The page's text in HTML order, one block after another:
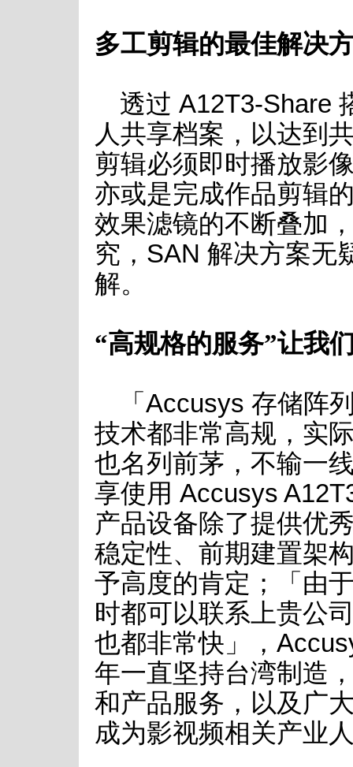
多工剪辑的最佳解决
透过 A12T3-Share
人共享档案，以达到
剪辑必须即时播放影
亦或是完成作品剪辑
效果滤镜的不断叠加
究，SAN 解决方案无
解。
“高规格的服务”让我
「Accusys 存储阵
技术都非常高规，实
也名列前茅，不输一
享使用 Accusys
产品设备除了提供优
稳定性、前期建置架
予高度的肯定；「由
时都可以联系上贵公
也都非常快」，
年一直坚持台湾制造
和产品服务，以及广
成为影视频相关产业